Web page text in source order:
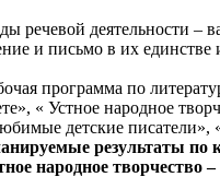
речевой деятельности –
и письмо в их единстве
программа по
« Устное народное
детские писатели»,
результаты по
народное творчество –